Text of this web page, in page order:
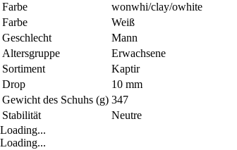
Farbe
wonwhi/clay/owhite
Farbe
Weiß
Geschlecht
Mann
Altersgruppe
Erwachsene
Sortiment
Kaptir
Drop
10 mm
Gewicht des Schuhs (g) 347
Stabilität
Neutre
Loading...
Loading...